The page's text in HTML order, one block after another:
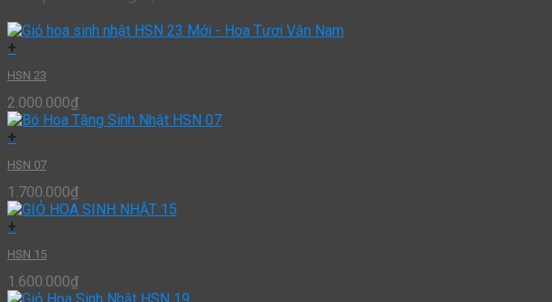
+
HSN 23
2.000.000₫
+
HSN 07
1.700.000₫
+
HSN 15
1.600.000₫